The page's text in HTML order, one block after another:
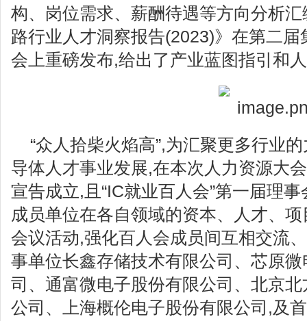
构、岗位需求、薪酬待遇等方向分析
路行业人才洞察报告(2023)》在第二
会上重磅发布,给出了产业蓝图指引和
“众人拾柴火焰高”,为汇聚更多行业
导体人才事业发展,在本次人力资源大
宣告成立,且“IC就业百人会”第一届理
成员单位在各自领域的资本、人才、
会议活动,强化百人会成员间互相交流
事单位长鑫存储技术有限公司、芯原
司、通富微电子股份有限公司、北京
公司、上海概伦电子股份有限公司,及